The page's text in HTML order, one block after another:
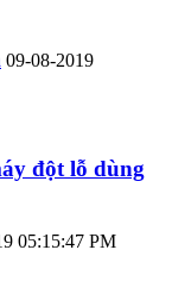
09-08-2019
đột lỗ dùng
05:15:47 PM